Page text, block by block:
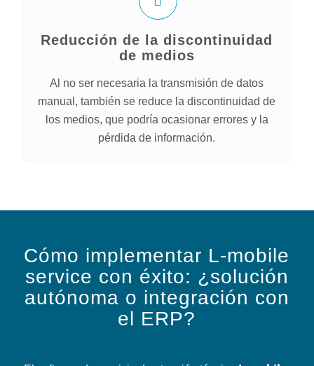
Reducción de la discontinuidad
de medios
Al no ser necesaria la transmisión de datos
manual, también se reduce la discontinuidad de
los medios, que podría ocasionar errores y la
pérdida de información.
Cómo implementar L-mobile
service con éxito: ¿solución
autónoma o integración con
el ERP?